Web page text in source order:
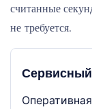
считанные
не требуется.